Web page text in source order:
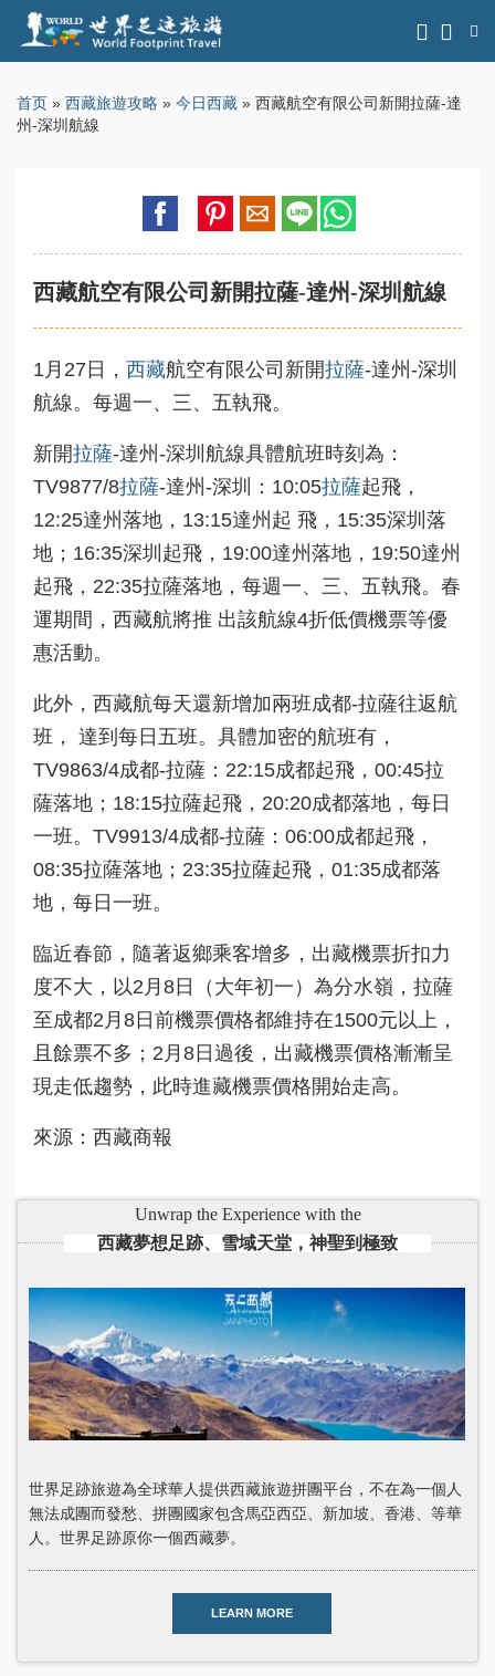
首页 » 西藏旅遊攻略 » 今日西藏 » 西藏航空有限公司新開拉薩-達
州-深圳航線
西藏航空有限公司新開拉薩-達州-深圳航線
1月27日， 西藏航空有限公司新開拉薩-達州-深圳
航線。每週一、三、五執飛。
新開拉薩-達州-深圳航線具體航班時刻為：
TV9877/8拉薩-達州-深圳：10:05拉薩起飛，
12:25達州落地，13:15達州起 飛，15:35深圳落
地；16:35深圳起飛，19:00達州落地，19:50達州
起飛，22:35拉薩落地，每週一、三、五執飛。春
運期間，西藏航將推 出該航線4折低價機票等優
惠活動。
此外，西藏航每天還新增加兩班成都-拉薩往返航
班， 達到每日五班。具體加密的航班有，
TV9863/4成都-拉薩：22:15成都起飛，00:45拉
薩落地；18:15拉薩起飛，20:20成都落地，每日
一班。TV9913/4成都-拉薩：06:00成都起飛，
08:35拉薩落地；23:35拉薩起飛，01:35成都落
地，每日一班。
臨近春節，隨著返鄉乘客增多，出藏機票折扣力
度不大，以2月8日（大年初一）為分水嶺，拉薩
至成都2月8日前機票價格都維持在1500元以上，
且餘票不多；2月8日過後，出藏機票價格漸漸呈
現走低趨勢，此時進藏機票價格開始走高。
來源：西藏商報
Unwrap the Experience with the
西藏夢想足跡、雪域天堂，神聖到極致
世界足跡旅遊為全球華人提供西藏旅遊拼團平台，不在為一個人
無法成團而發愁、拼團國家包含馬亞西亞、新加坡、香港、等華
人。世界足跡原你一個西藏夢。
LEARN MORE